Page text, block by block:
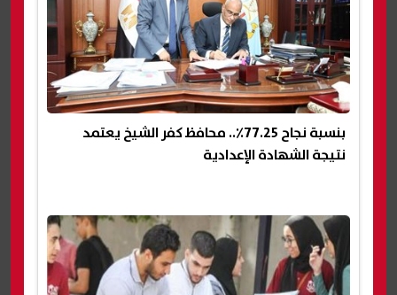
بنسبة نجاح 77.25٪؜.. محافظ كفر الشيخ يعتمد
نتيجة الشهادة الإعدادية